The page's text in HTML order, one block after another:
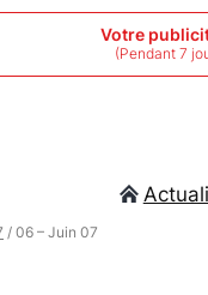
Votre
(Pendant 7
/ 06 – Juin 07